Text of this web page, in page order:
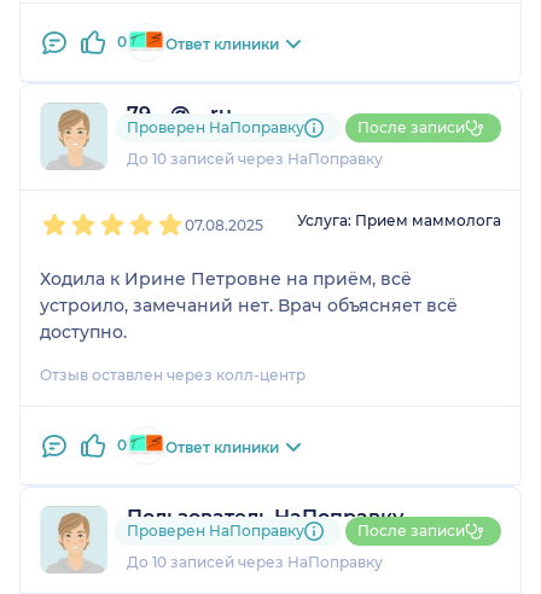
0 Ответ клиники
79....@....ru
1 отзыв
До 10 записей через НаПоправку
Проверен НаПоправку После записи
07.08.2025 Услуга: Прием маммолога
Ходила к Ирине Петровне на приём, всё
устроило, замечаний нет. Врач объясняет всё
доступно.
Отзыв оставлен через колл-центр
0 Ответ клиники
Пользователь НаПоправку
1 отзыв
До 10 записей через НаПоправку
Проверен НаПоправку После записи